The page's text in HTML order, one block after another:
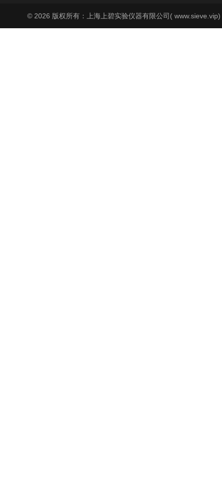
© 2026 版权所有：上海上碧实验仪器有限公司(